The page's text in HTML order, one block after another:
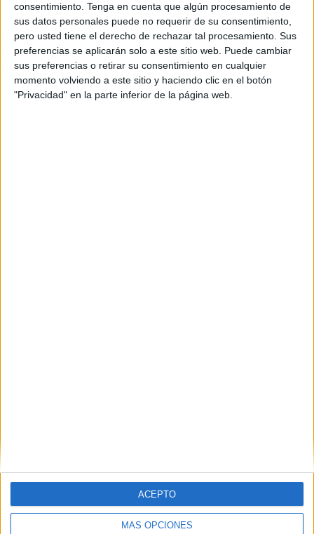
consentimiento. Tenga en cuenta que algún procesamiento de
sus datos personales puede no requerir de su consentimiento,
pero usted tiene el derecho de rechazar tal procesamiento. Sus
preferencias se aplicarán solo a este sitio web. Puede cambiar
sus preferencias o retirar su consentimiento en cualquier
momento volviendo a este sitio y haciendo clic en el botón
"Privacidad" en la parte inferior de la página web.
MÁS OPCIONES
ACEPTO
PINTEREST